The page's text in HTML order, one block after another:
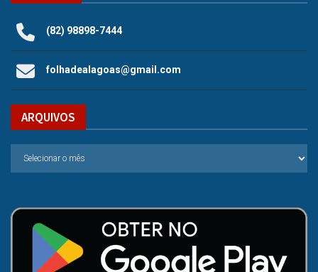
(82) 98898-7444
folhadealagoas@gmail.com
ARQUIVOS